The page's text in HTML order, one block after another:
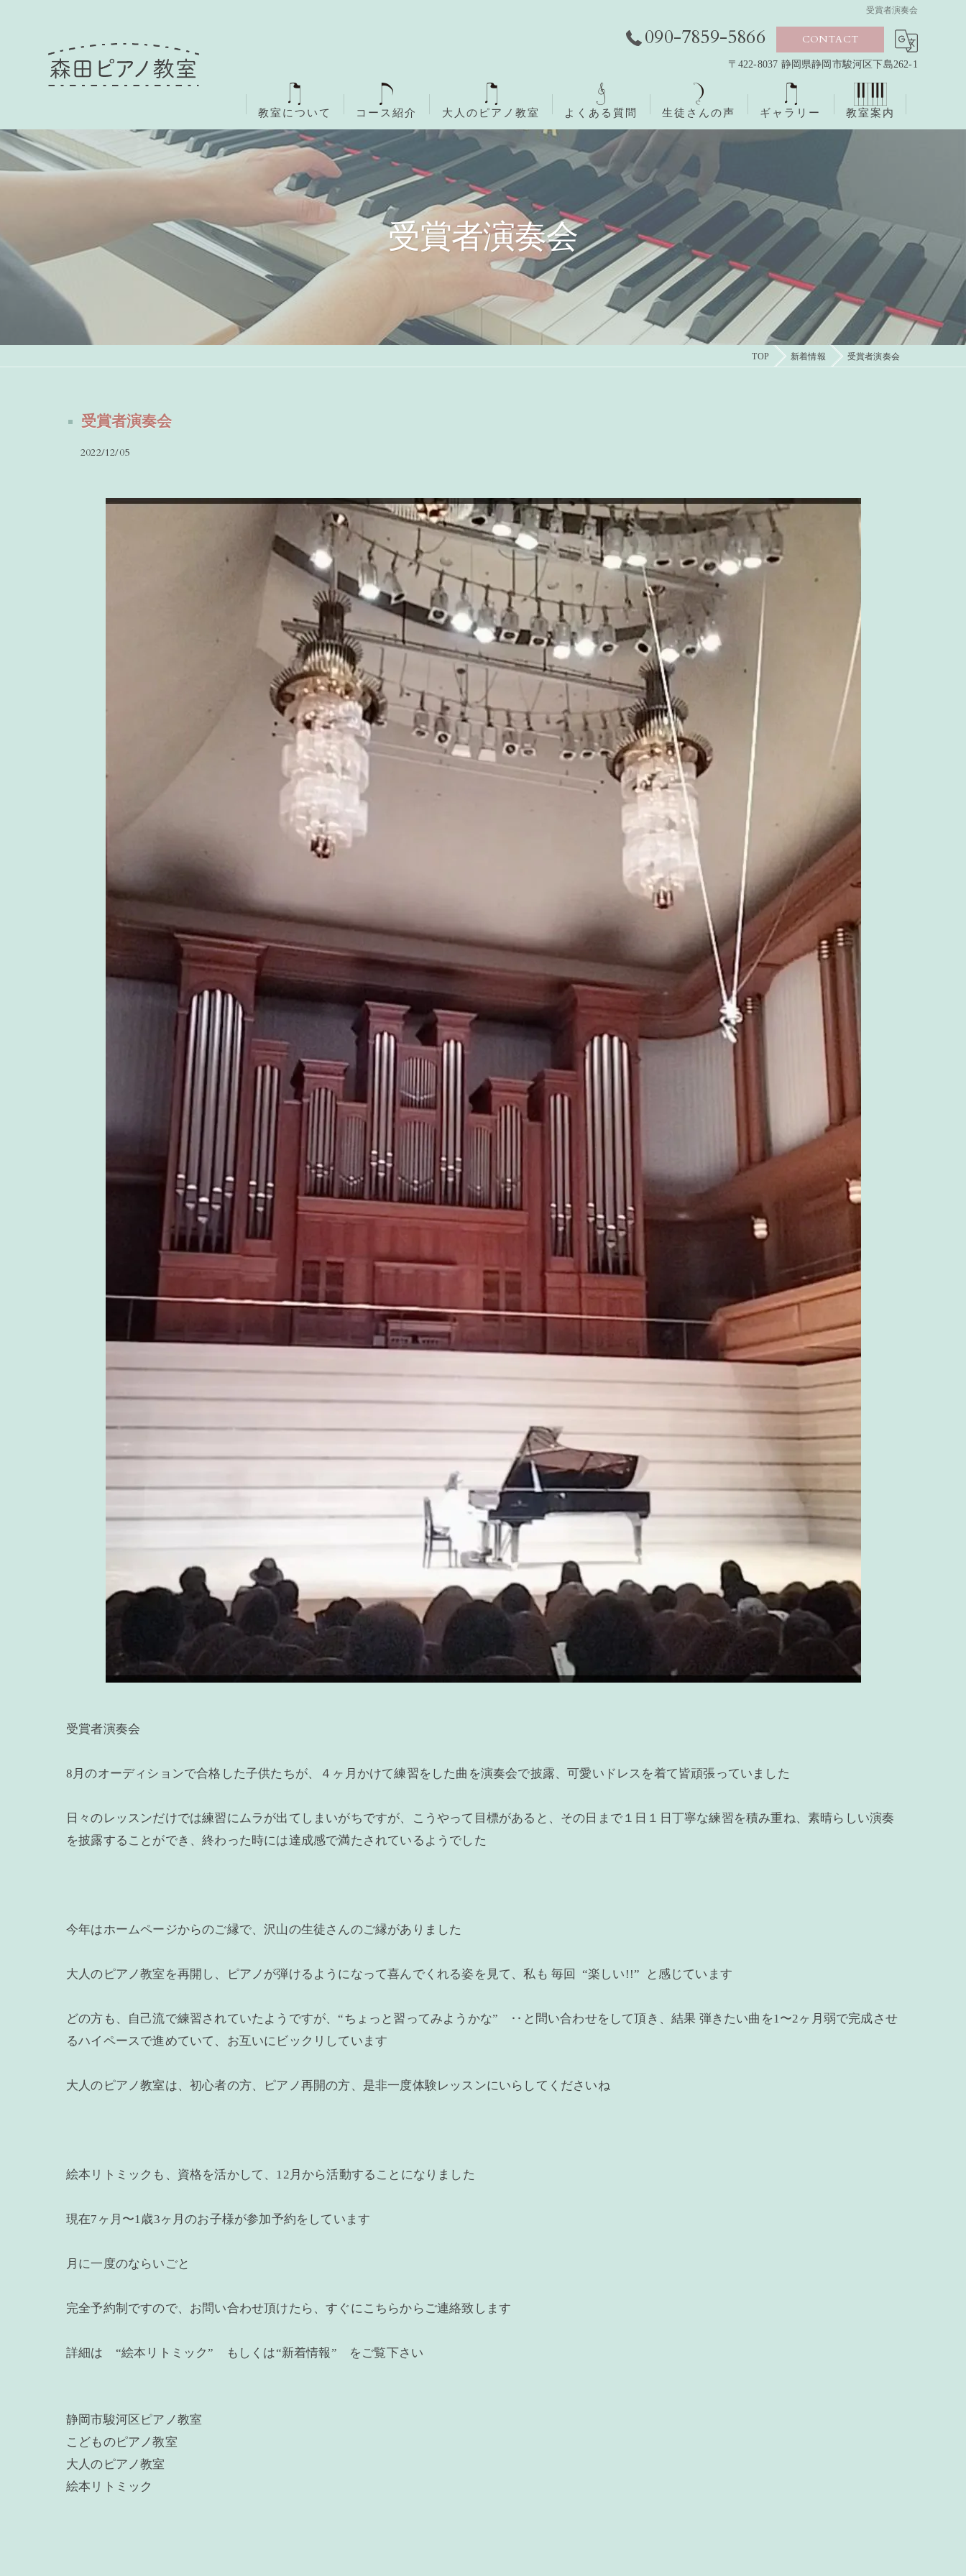
受賞者演奏会
090-7859-5866 CONTACT
〒422-8037 静岡県静岡市駿河区下島262-1
教室について コース紹介
無料体験レッスン
ご入会までの流れ
大人のピアノ教室 よくある質問 生徒さんの声 ギャラリー 教室案内
受賞者演奏会
TOP 新着情報 受賞者演奏会
受賞者演奏会
2022/12/05
受賞者演奏会
8月のオーディションで合格した子供たちが、４ヶ月かけて練習をした曲を演奏会で披露、可愛いドレスを着て皆頑張っていました
日々のレッスンだけでは練習にムラが出てしまいがちですが、こうやって目標があると、その日まで１日１日丁寧な練習を積み重ね、素晴らしい演奏
を披露することができ、終わった時には達成感で満たされているようでした
今年はホームページからのご縁で、沢山の生徒さんのご縁がありました
大人のピアノ教室を再開し、ピアノが弾けるようになって喜んでくれる姿を見て、私も 毎回 “楽しい!!” と感じています
どの方も、自己流で練習されていたようですが、“ちょっと習ってみようかな” ‥と問い合わせをして頂き、結果 弾きたい曲を1〜2ヶ月弱で完成させ
るハイペースで進めていて、お互いにビックリしています
大人のピアノ教室は、初心者の方、ピアノ再開の方、是非一度体験レッスンにいらしてくださいね
絵本リトミックも、資格を活かして、12月から活動することになりました
現在7ヶ月〜1歳3ヶ月のお子様が参加予約をしています
月に一度のならいごと
完全予約制ですので、お問い合わせ頂けたら、すぐにこちらからご連絡致します
詳細は “絵本リトミック” もしくは“新着情報” をご覧下さい
静岡市駿河区ピアノ教室
こどものピアノ教室
大人のピアノ教室
絵本リトミック